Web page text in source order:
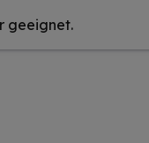
geeignet.